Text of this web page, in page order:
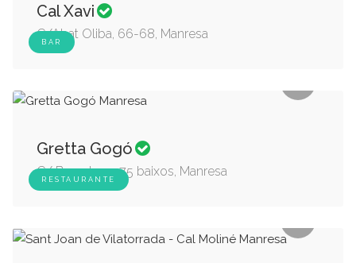
BAR
Cal Xavi
C/Abat Oliba, 66-68, Manresa
RESTAURANTE
Gretta Gogó
C/ Barcelona, 75 baixos, Manresa